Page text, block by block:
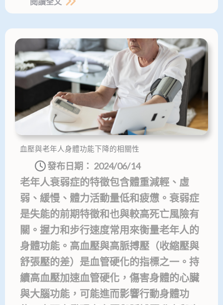
血壓與老年人身體功能下降的相關性
發布日期： 2024/06/14
老年人衰弱症的特徵包含體重減輕、虛
弱、緩慢、體力活動量低和疲憊。衰弱症
是失能的前期特徵和也與較高死亡風險有
關。握力和步行速度常用來衡量老年人的
身體功能。高血壓與高脈搏壓（收縮壓與
舒張壓的差）是血管硬化的指標之一。持
續高血壓加速血管硬化，傷害身體的心臟
與大腦功能，可能進而影響行動身體功